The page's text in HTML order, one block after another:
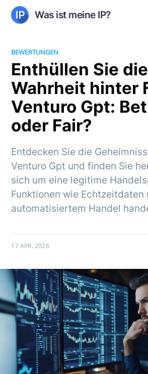
Was ist meine IP?
BEWERTUNGEN
Enthüllen Sie die
Wahrheit hinter
Venturo Gpt:
oder Fair?
Entdecken Sie die
Venturo Gpt und finden Sie
sich um eine legitime
Funktionen wie Echtzeitdaten
automatisiertem Handel
17 APR. 2026